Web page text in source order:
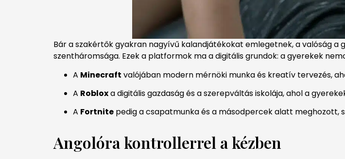
Bár a szakértők gyakran nagyívű kalandjátékokat emlegetnek, a valóság a
szentháromsága. Ezek a platformok ma a digitális grundok: a gyerekek
A Minecraft valójában modern mérnöki munka és kreatív tervezés,
A Robloxa digitális gazdaság és a szerepváltás iskolája, ahol a
A Fortnite pedig a csapatmunka és a másodpercek alatt meghozott,
Angolóra kontrollerrel a kézben